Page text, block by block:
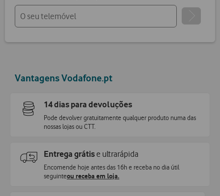
Vantagens Vodafone.pt
14 dias para devoluções
Pode devolver gratuitamente qualquer produto numa das
nossas lojas ou CTT.
Entrega grátis e ultrarápida
Encomende hoje antes das 16h e receba no dia útil
seguinteou receba em loja.